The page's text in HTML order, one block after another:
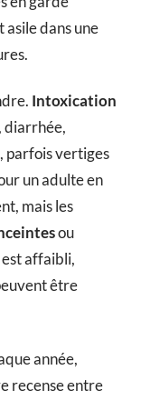
dans une
Intoxication
diarrhée,
parfois vertiges
un adulte en
mais les
ou
affaibli,
être
année,
recense entre